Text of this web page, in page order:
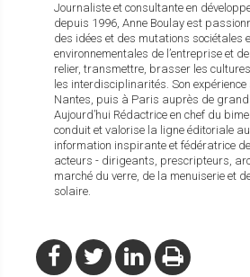
Journaliste et consultante en
depuis 1996, Anne Boulay est
des idées et des mutations sociétales
environnementales de l’entreprise et
relier, transmettre, brasser les
les interdisciplinarités. Son expérience
Nantes, puis à Paris auprès de
Aujourd’hui Rédactrice en chef du
conduit et valorise la ligne éditoriale au
information inspirante et fédératrice
acteurs - dirigeants, prescripteurs,
marché du verre, de la menuiserie et
solaire.